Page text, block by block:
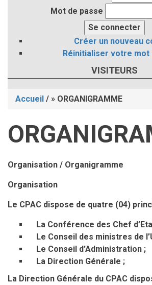
Mot de passe
Créer un nouveau
Réinitialiser votre mot
VISITEURS
d'Ariane
Accueil / ORGANIGRAMME
Organisation / Organigramme
Organisation
Le CPAC dispose de quatre (04)
La Conférence des Chef
Le Conseil des ministres de
Le Conseil d’Administration ;
La Direction Générale ;
La Direction Générale du CPAC